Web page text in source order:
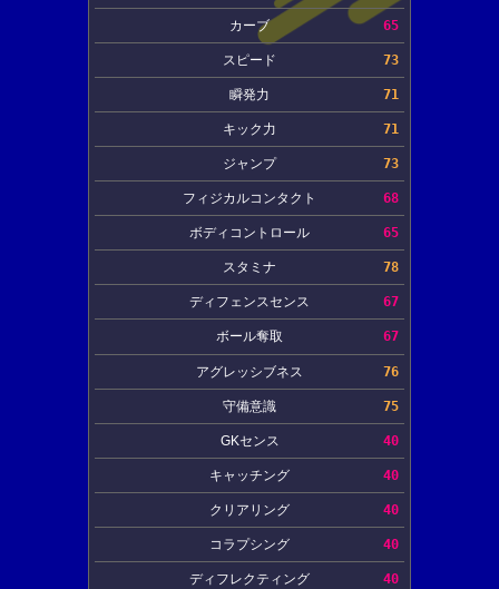
65
カーブ
73
スピード
71
瞬発力
71
キック力
73
ジャンプ
68
フィジカルコンタクト
65
ボディコントロール
78
スタミナ
67
ディフェンスセンス
67
ボール奪取
76
アグレッシブネス
75
守備意識
40
GKセンス
40
キャッチング
40
クリアリング
40
コラプシング
40
ディフレクティング